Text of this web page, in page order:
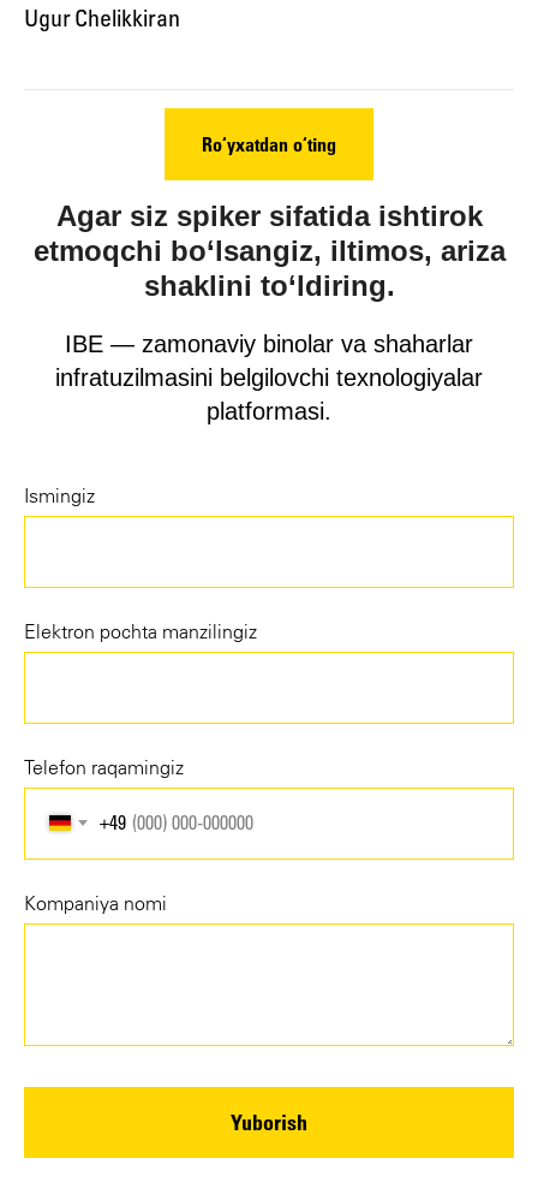
Ugur Chelikkiran
Ro‘yxatdan o‘ting
Agar siz spiker sifatida ishtirok
etmoqchi bo‘lsangiz, iltimos, ariza
shaklini to‘ldiring.
IBE — zamonaviy binolar va shaharlar
infratuzilmasini belgilovchi texnologiyalar
platformasi.
Ismingiz
Elektron pochta manzilingiz
Telefon raqamingiz
+49
Kompaniya nomi
Yuborish